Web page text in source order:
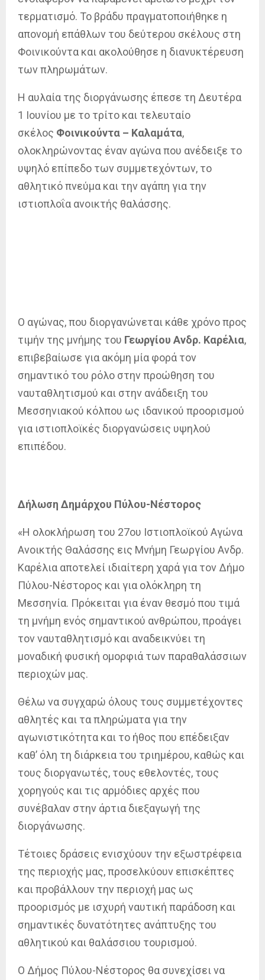
τερματισμό. Το βράδυ πραγματοποιήθηκε η
απονομή επάθλων του δεύτερου σκέλους στη
Φοινικούντα και ακολούθησε η διανυκτέρευση
των πληρωμάτων.
Η αυλαία της διοργάνωσης έπεσε τη Δευτέρα
1 Ιουνίου με το τρίτο και τελευταίο
σκέλος Φοινικούντα – Καλαμάτα,
ολοκληρώνοντας έναν αγώνα που ανέδειξε το
υψηλό επίπεδο των συμμετεχόντων, το
αθλητικό πνεύμα και την αγάπη για την
ιστιοπλοΐα ανοικτής θαλάσσης.
Ο αγώνας, που διοργανώνεται κάθε χρόνο προς
τιμήν της μνήμης του Γεωργίου Ανδρ. Καρέλια,
επιβεβαίωσε για ακόμη μία φορά τον
σημαντικό του ρόλο στην προώθηση του
ναυταθλητισμού και στην ανάδειξη του
Μεσσηνιακού κόλπου ως ιδανικού προορισμού
για ιστιοπλοϊκές διοργανώσεις υψηλού
επιπέδου.
Δήλωση Δημάρχου Πύλου-Νέστορος
«Η ολοκλήρωση του 27ου Ιστιοπλοϊκού Αγώνα
Ανοικτής Θαλάσσης εις Μνήμη Γεωργίου Ανδρ.
Καρέλια αποτελεί ιδιαίτερη χαρά για τον Δήμο
Πύλου-Νέστορος και για ολόκληρη τη
Μεσσηνία. Πρόκειται για έναν θεσμό που τιμά
τη μνήμη ενός σημαντικού ανθρώπου, προάγει
τον ναυταθλητισμό και αναδεικνύει τη
μοναδική φυσική ομορφιά των παραθαλάσσιων
περιοχών μας.
Θέλω να συγχαρώ όλους τους συμμετέχοντες
αθλητές και τα πληρώματα για την
αγωνιστικότητα και το ήθος που επέδειξαν
καθ’ όλη τη διάρκεια του τριημέρου, καθώς και
τους διοργανωτές, τους εθελοντές, τους
χορηγούς και τις αρμόδιες αρχές που
συνέβαλαν στην άρτια διεξαγωγή της
διοργάνωσης.
Τέτοιες δράσεις ενισχύουν την εξωστρέφεια
της περιοχής μας, προσελκύουν επισκέπτες
και προβάλλουν την περιοχή μας ως
προορισμός με ισχυρή ναυτική παράδοση και
σημαντικές δυνατότητες ανάπτυξης του
αθλητικού και θαλάσσιου τουρισμού.
Ο Δήμος Πύλου-Νέστορος θα συνεχίσει να